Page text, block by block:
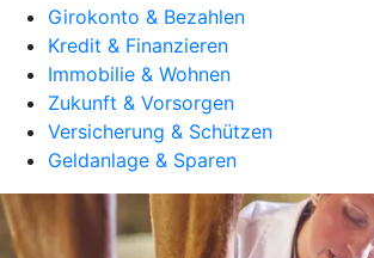
Girokonto & Bezahlen
Kredit & Finanzieren
Immobilie & Wohnen
Zukunft & Vorsorgen
Versicherung & Schützen
Geldanlage & Sparen